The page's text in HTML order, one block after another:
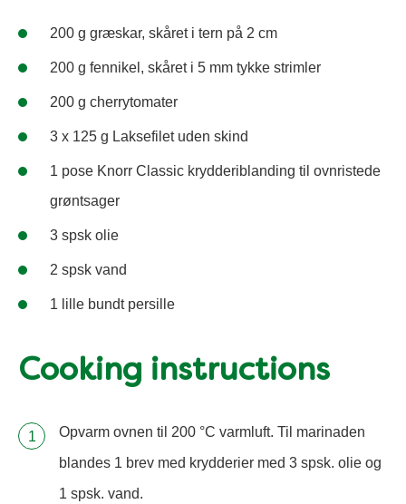
200 g græskar, skåret i tern på 2 cm
200 g fennikel, skåret i 5 mm tykke strimler
200 g cherrytomater
3 x 125 g Laksefilet uden skind
1 pose Knorr Classic krydderiblanding til ovnristede
grøntsager
3 spsk olie
2 spsk vand
1 lille bundt persille
Cooking instructions
Opvarm ovnen til 200 °C varmluft. Til marinaden
blandes 1 brev med krydderier med 3 spsk. olie og
1 spsk. vand.